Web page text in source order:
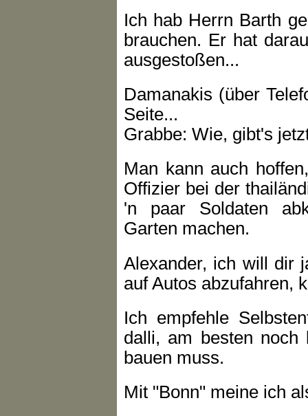
Ich hab Herrn Barth
brauchen. Er hat
ausgestoßen...
Damanakis (über
Seite...
Grabbe: Wie, gibt's
Man kann auch
Offizier bei der
'n paar Soldaten
Garten machen.
Alexander, ich will dir
auf Autos abzufahren,
Ich empfehle
dalli, am besten noch
bauen muss.
Mit "Bonn" meine ich